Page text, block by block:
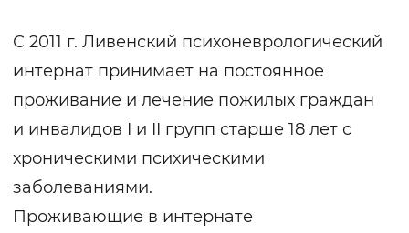
С 2011 г. Ливенский психоневрологический
интернат принимает на постоянное
проживание и лечение пожилых граждан
и инвалидов I и II групп старше 18 лет с
хроническими психическими
заболеваниями.
Проживающие в интернате